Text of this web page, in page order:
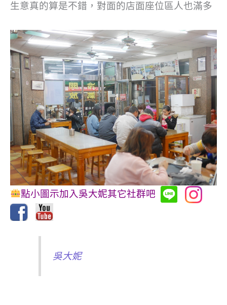
生意真的算是不錯，對面的店面座位區人也滿多
點小圖示加入吳大妮其它社群吧
吳大妮